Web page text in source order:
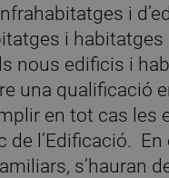
i
i habitatges
nous edificis i
una qualificació
en tot cas les
de l’Edificació. En
s’hauran